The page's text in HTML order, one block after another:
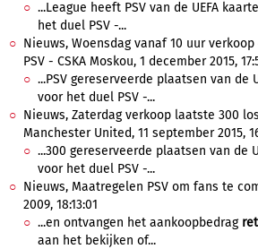
...League heeft PSV van de UEFA
het duel PSV -...
Nieuws, Woensdag vanaf 10 uur
PSV - CSKA Moskou, 1 december 2015,
...PSV gereserveerde plaatsen van de
voor het duel PSV -...
Nieuws, Zaterdag verkoop laatste 300
Manchester United, 11 september 2015,
...300 gereserveerde plaatsen van de
voor het duel PSV -...
Nieuws, Maatregelen PSV om fans te
2009, 18:13:01
...en ontvangen het aankoopbedrag
aan het bekijken of...